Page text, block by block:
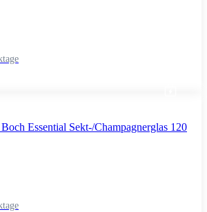
Essential Sekt-/Champagnerglas 120